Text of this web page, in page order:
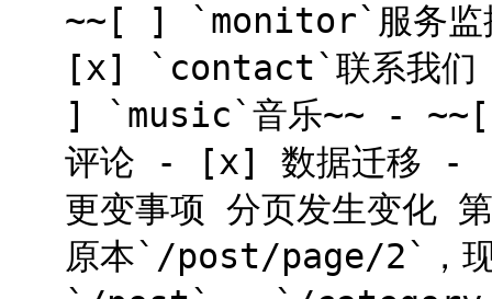
~~[ ] `monitor`服务
[x] `contact`联系我
] `music`音乐~~ -
评论 - [x] 数据迁移 -
更变事项 分页发生变化
原本`/post/page/2`，